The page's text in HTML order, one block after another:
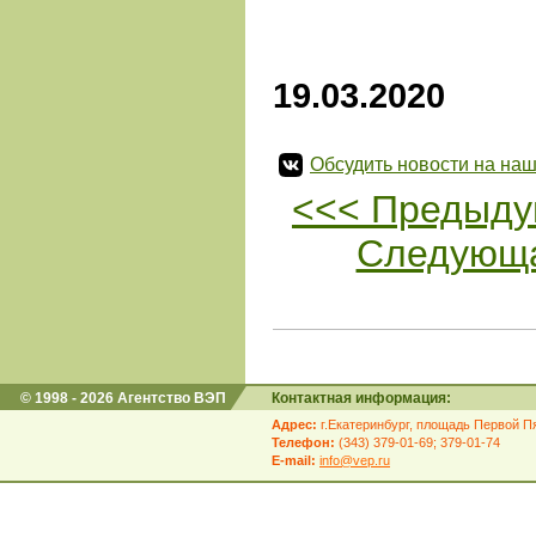
19.03.2020
Обсудить новости на
<<<
© 1998 - 2026 Агентство ВЭП Контактная информация:
Адрес: г.Екатеринбург, площадь Первой
Телефон: (343) 379-01-69; 379-01-74
E-mail: info@vep.ru